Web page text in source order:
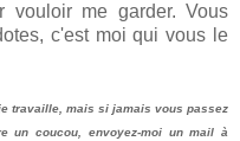
vouloir me garder. Vous
c'est moi qui vous le
travaille, mais si jamais vous passez
un coucou, envoyez-moi un mail à